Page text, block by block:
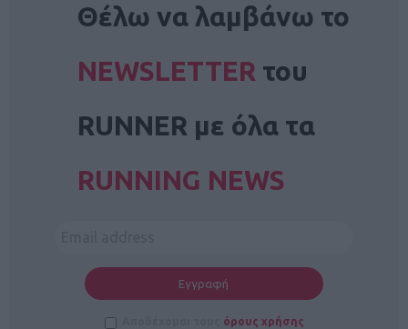
Θέλω να λαμβάνω το
NEWSLETTER του
RUNNER με όλα τα
RUNNING NEWS
όρους χρήσης